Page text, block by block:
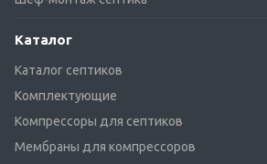
Каталог
Каталог септиков
Комплектующие
Компрессоры для септиков
Мембраны для компрессоров